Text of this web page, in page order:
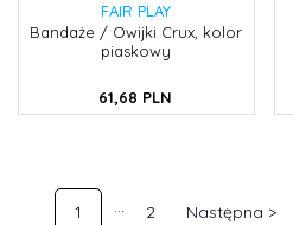
FAIR PLAY
Bandaże / Owijki Crux, kolor
piaskowy
61,68 PLN
1 2 Następna >